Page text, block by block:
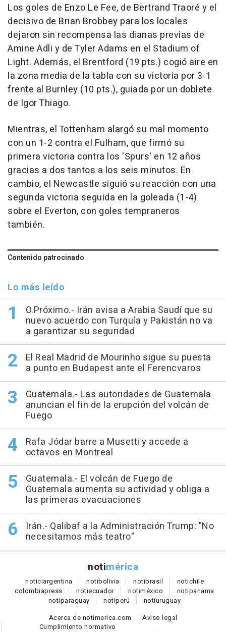
Los goles de Enzo Le Fee, de Bertrand Traoré y el
decisivo de Brian Brobbey para los locales
dejaron sin recompensa las dianas previas de
Amine Adli y de Tyler Adams en el Stadium of
Light. Además, el Brentford (19 pts.) cogió aire en
la zona media de la tabla con su victoria por 3-1
frente al Burnley (10 pts.), guiada por un doblete
de Igor Thiago.
Mientras, el Tottenham alargó su mal momento
con un 1-2 contra el Fulham, que firmó su
primera victoria contra los 'Spurs' en 12 años
gracias a dos tantos a los seis minutos. En
cambio, el Newcastle siguió su reacción con una
segunda victoria seguida en la goleada (1-4)
sobre el Everton, con goles tempraneros
también.
Contenido patrocinado
Lo más leído
O.Próximo.- Irán avisa a Arabia Saudí que su
nuevo acuerdo con Turquía y Pakistán no va
a garantizar su seguridad
El Real Madrid de Mourinho sigue su puesta
a punto en Budapest ante el Ferencvaros
Guatemala.- Las autoridades de Guatemala
anuncian el fin de la erupción del volcán de
Fuego
Rafa Jódar barre a Musetti y accede a
octavos en Montreal
Guatemala.- El volcán de Fuego de
Guatemala aumenta su actividad y obliga a
las primeras evacuaciones
Irán.- Qalibaf a la Administración Trump: "No
necesitamos más teatro"
notimérica
noticiargentina notibolivia notibrasil notichile
colombiapress notiecuador notiméxico notipanama
notiparaguay notiperú notiuruguay
Acerca de notimerica.com
Aviso legal
Cumplimiento normativo